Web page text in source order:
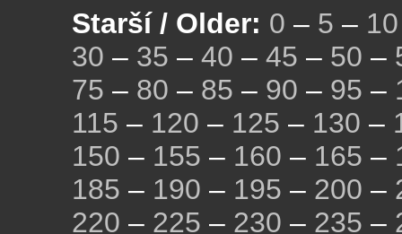
Starší / Older: 0 – 5 – 10
30 – 35 – 40 – 45 – 50 –
75 – 80 – 85 – 90 – 95 –
115 – 120 – 125 – 130 –
150 – 155 – 160 – 165 –
185 – 190 – 195 – 200 –
220 – 225 – 230 – 235 –